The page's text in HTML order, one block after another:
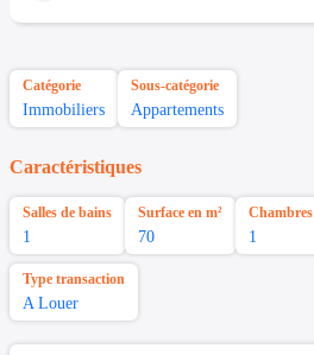
Catégorie
Immobiliers
Sous-catégorie
Appartements
Caractéristiques
Salles de bains
1
Surface en m²
70
Chambres
1
Type transaction
A Louer